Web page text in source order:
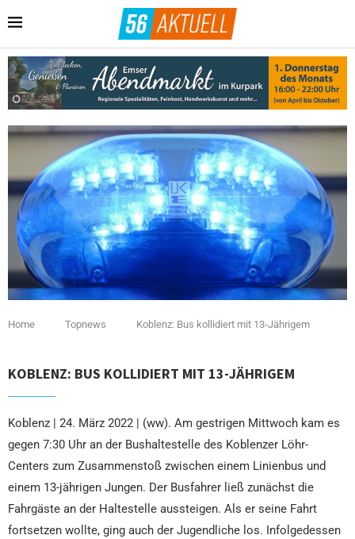
Home Topnews Koblenz: Bus kollidiert mit 13-Jährigem
KOBLENZ: BUS KOLLIDIERT MIT 13-JÄHRIGEM
Koblenz | 24. März 2022 | (ww). Am gestrigen Mittwoch kam es
gegen 7:30 Uhr an der Bushaltestelle des Koblenzer Löhr-
Centers zum Zusammenstoß zwischen einem Linienbus und
einem 13-jährigen Jungen. Der Busfahrer ließ zunächst die
Fahrgäste an der Haltestelle aussteigen. Als er seine Fahrt
fortsetzen wollte, ging auch der Jugendliche los. Infolgedessen